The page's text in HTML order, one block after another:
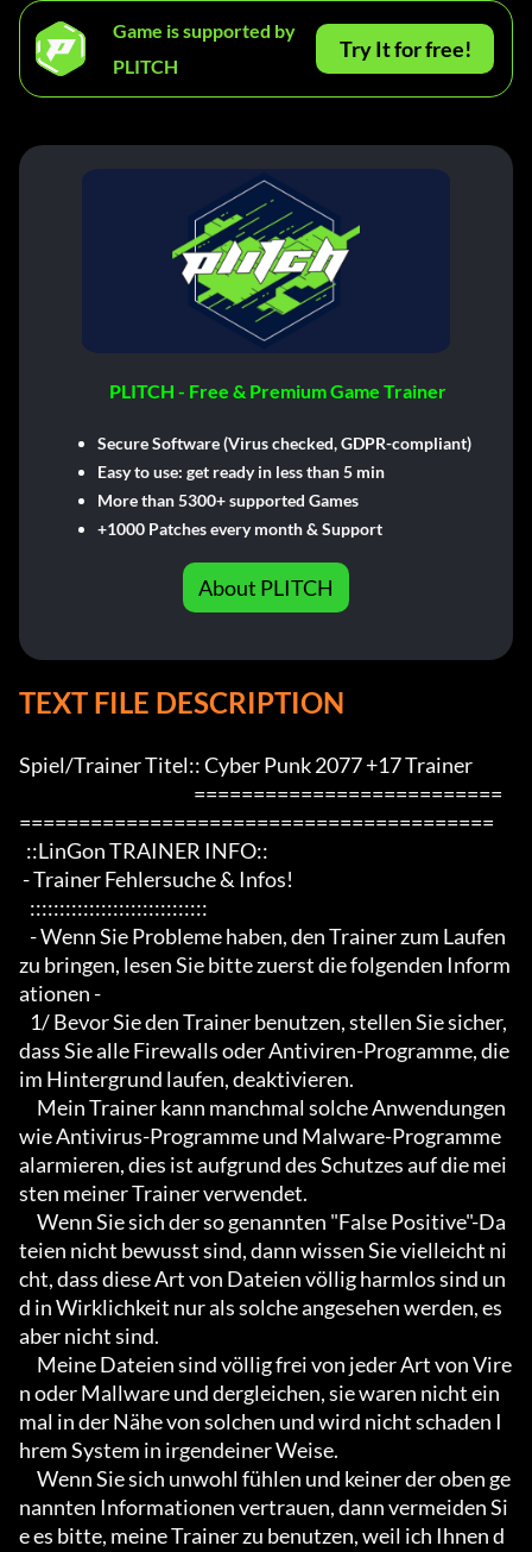
Game is supported by
PLITCH
Try It for free!
PLITCH - Free & Premium Game Trainer
Secure Software (Virus checked, GDPR-compliant)
Easy to use: get ready in less than 5 min
More than 5300+ supported Games
+1000 Patches every month & Support
About PLITCH
TEXT FILE DESCRIPTION
Spiel/Trainer Titel:: Cyber Punk 2077 +17 Trainer
========================================
zu bringen, lesen Sie bitte zuerst die folgenden Inform
ationen -
dass Sie alle Firewalls oder Antiviren-Programme, die
im Hintergrund laufen, deaktivieren.
wie Antivirus-Programme und Malware-Programme
alarmieren, dies ist aufgrund des Schutzes auf die mei
sten meiner Trainer verwendet.
teien nicht bewusst sind, dann wissen Sie vielleicht ni
cht, dass diese Art von Dateien völlig harmlos sind un
d in Wirklichkeit nur als solche angesehen werden, es
aber nicht sind.
n oder Mallware und dergleichen, sie waren nicht ein
mal in der Nähe von solchen und wird nicht schaden I
hrem System in irgendeiner Weise.
nannten Informationen vertrauen, dann vermeiden Si
e es bitte, meine Trainer zu benutzen, weil ich Ihnen d